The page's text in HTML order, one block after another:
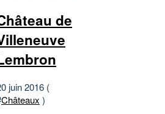
de
juin 2016 (
Châteaux )